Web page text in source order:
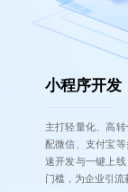
小程序开发
主打轻量化、高
配微信、支付宝
速开发与一键上
门槛，为企业引流